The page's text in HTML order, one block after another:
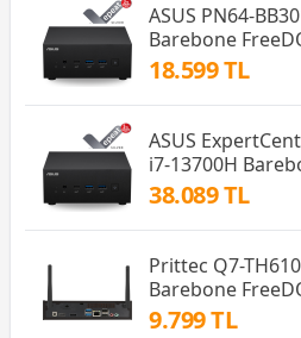
ASUS PN64-
Barebone
18.599 TL
ASUS
i7-13700H
38.089 TL
Prittec Q7-
Barebone
9.799 TL